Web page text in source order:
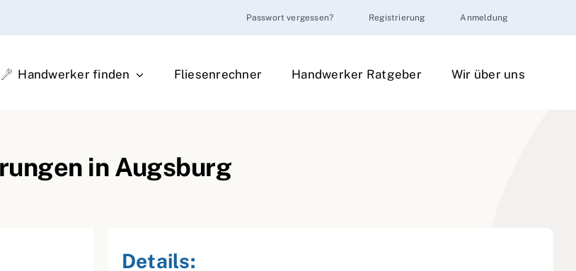
Passwort vergessen? Registrierung Anmeldung
Handwerker finden Fliesenrechner Handwerker Ratgeber Wir über uns
in Augsburg
Details: